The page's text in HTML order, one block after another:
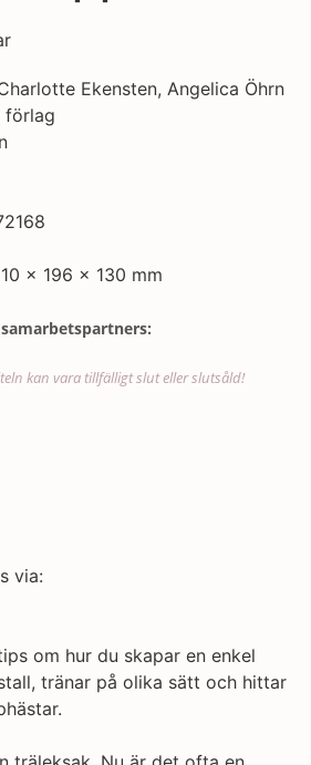
Ekensten, Angelica Öhrn
förlag
10 x 196 x 130 mm
kan vara tillfälligt slut eller slutsåld!
via:
om hur du skapar en enkel
tränar på olika sätt och hittar